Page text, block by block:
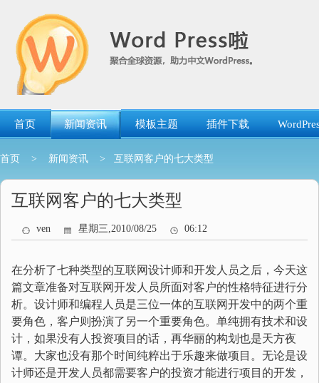
首页 新闻资讯 模板主题 插件下载
首页 > 新闻资讯 > 互联网客户的七大类型
互联网客户的七大类型
ven 星期三,2010/08/25 06:12
在分析了七种类型的互联网设计师和开发人员之后，今天这
篇文章准备对互联网开发人员所面对客户的性格特征进行分
析。设计师和编程人员是三位一体的互联网开发中的两个重
要角色，客户则扮演了另一个重要角色。单纯拥有技术和设
计，如果没有人投资项目的话，再华丽的构划也是天方夜
谭。大家也没有那个时间纯粹出于乐趣来做项目。无论是设
计师还是开发人员都需要客户的投资才能进行项目的开发，